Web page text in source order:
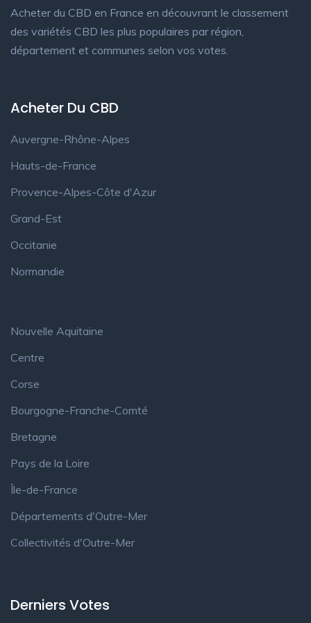
Acheter du CBD en France en découvrant le classement
des variétés CBD les plus populaires par région,
département et communes selon vos votes.
Acheter Du CBD
Auvergne-Rhône-Alpes
Hauts-de-France
Provence-Alpes-Côte d'Azur
Grand-Est
Occitanie
Normandie
Nouvelle Aquitaine
Centre
Corse
Bourgogne-Franche-Comté
Bretagne
Pays de la Loire
Île-de-France
Départements d'Outre-Mer
Collectivités d'Outre-Mer
Derniers Votes